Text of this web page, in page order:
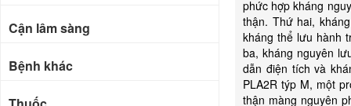
phức hợp kháng
thận. Thứ hai,
kháng thể lưu hành
ba, kháng nguyên
dẫn điện tích và
PLA2R týp M, một
thận màng nguyên
Cận lâm sàng
Bệnh khác